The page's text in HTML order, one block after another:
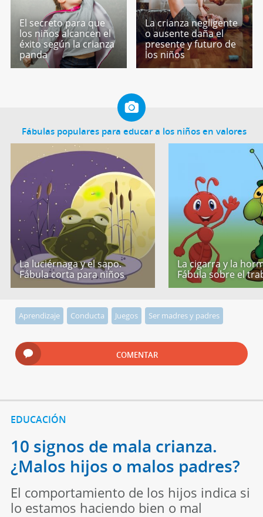
El secreto para que
los niños alcancen el
éxito según la crianza
panda
La crianza negligente
o ausente daña el
presente y futuro de
los niños
Fábulas populares para educar a los niños en valores
La luciérnaga y el sapo.
Fábula corta para niños
La cigarra y la
Fábula sobre el
Aprendizaje Conducta Juegos Ser madres y padres
COMENTAR
EDUCACIÓN
10 signos de mala crianza.
¿Malos hijos o malos padres?
El comportamiento de los hijos indica si
lo estamos haciendo bien o mal